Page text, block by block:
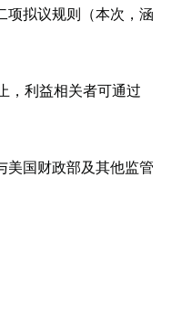
项拟议规则（本次，涵
，利益相关者可通过
美国财政部及其他监管